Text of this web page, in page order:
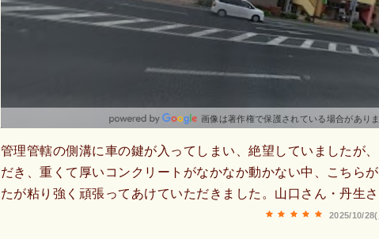
画像は著作権で保護されている場合がありま
管理管轄の側溝に車の鍵が入ってしまい、絶望していましたが
だき、重くて厚いコンクリートがなかなか動かない中、こちら
たが粘り強く頑張ってあけていただきました。山口さん・丹生さ
2025/10/28(